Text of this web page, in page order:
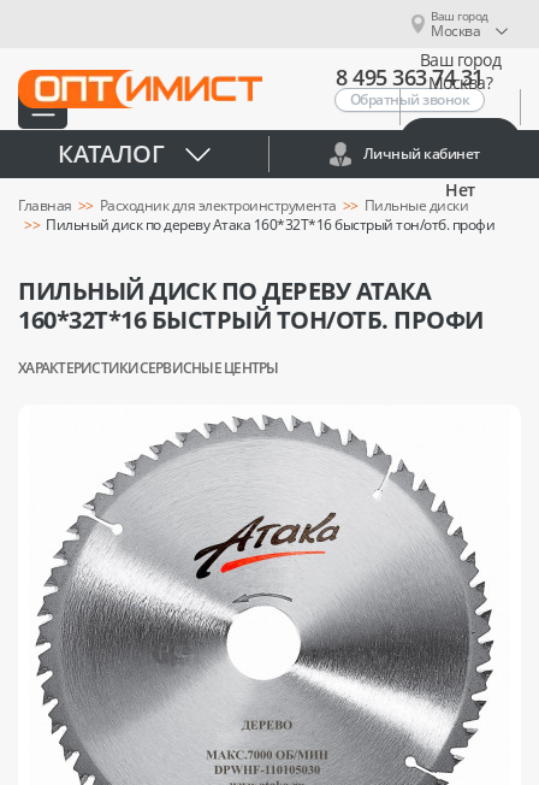
Ваш город
Москва
Ваш город
Москва?
Нет
8 495 363 74 31
Обратный звонок
КАТАЛОГ Личный кабинет
Главная Расходник для электроинструмента
Пильные диски
Пильный диск по дереву Атака 160*32T*16 быстрый тон/отб. профи
ПИЛЬНЫЙ ДИСК ПО ДЕРЕВУ АТАКА
160*32T*16 БЫСТРЫЙ ТОН/ОТБ. ПРОФИ
ХАРАКТЕРИСТИКИСЕРВИСНЫЕ ЦЕНТРЫ